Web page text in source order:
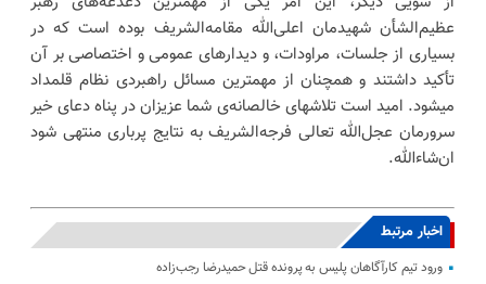
عظیم‌الشأن شهیدمان اعلی‌الله مقامه‌الشریف بوده است که در
بسیاری از جلسات، مراودات، و دیدارهای عمومی و اختصاصی بر آن
تأکید داشتند و همچنان از مهمترین مسائل راهبردی نظام قلمداد
میشود. امید است تلاشهای خالصانه‌ی شما عزیزان در پناه دعای خیر
سرورمان عجل‌الله تعالی فرجه‌الشریف به نتایج پرباری منتهی شود
ان‌شاءالله.
اخبار مرتبط
ورود تیم کارآگاهان پلیس به پرونده قتل حمیدرضا رجب‌زاده